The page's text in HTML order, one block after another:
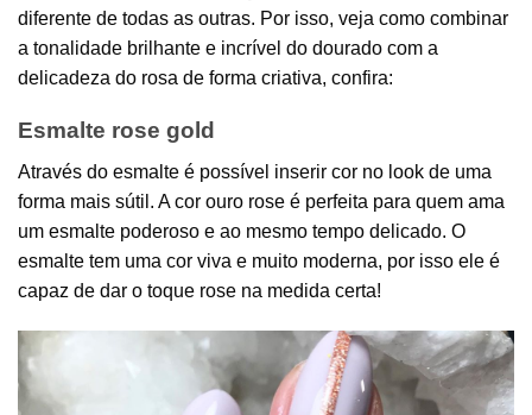
diferente de todas as outras. Por isso, veja como combinar
a tonalidade brilhante e incrível do dourado com a
delicadeza do rosa de forma criativa, confira:
Esmalte rose gold
Através do esmalte é possível inserir cor no look de uma
forma mais sútil. A cor ouro rose é perfeita para quem ama
um esmalte poderoso e ao mesmo tempo delicado. O
esmalte tem uma cor viva e muito moderna, por isso ele é
capaz de dar o toque rose na medida certa!